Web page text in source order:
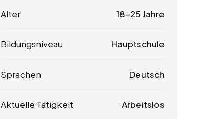
Alter 18-25 Jahre
Bildungsniveau Hauptschule
Sprachen Deutsch
Aktuelle Tätigkeit Arbeitslos